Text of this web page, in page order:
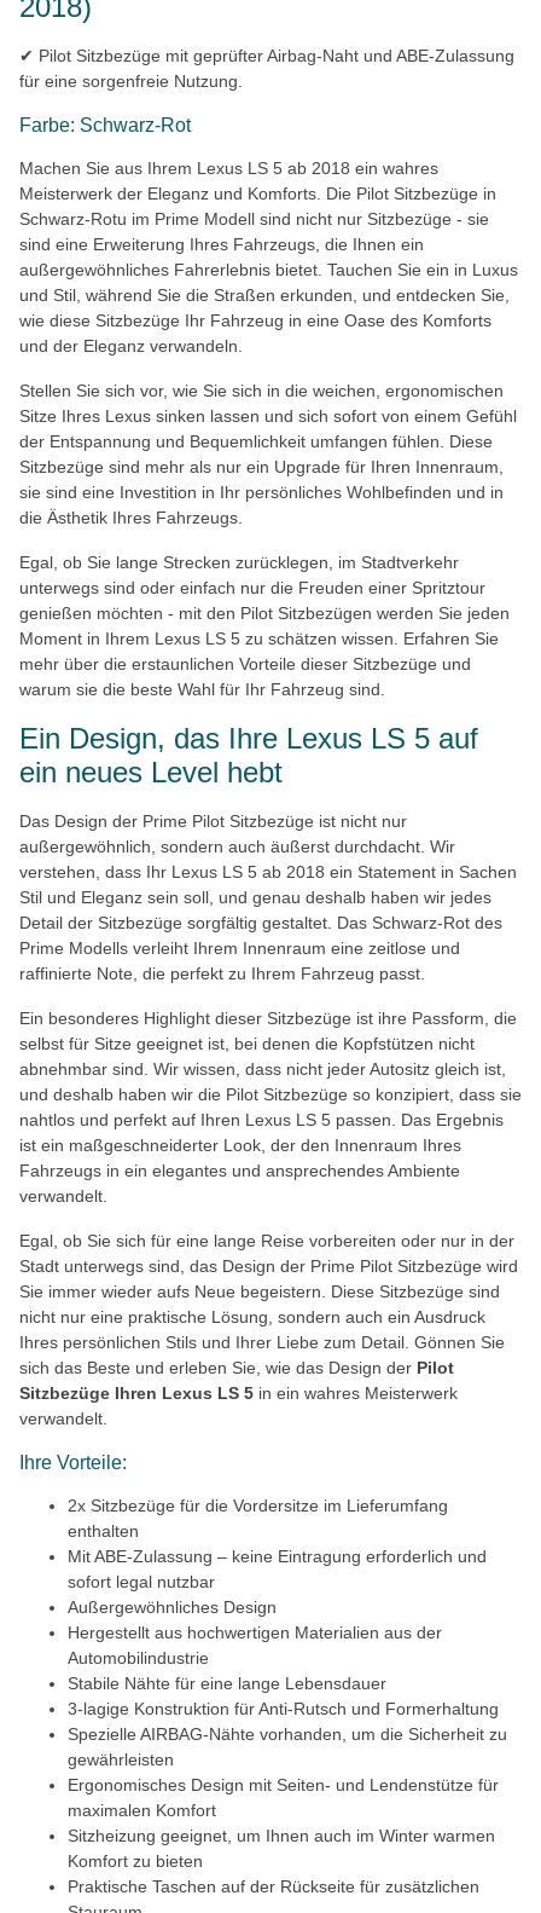
2018)
✔ Pilot Sitzbezüge mit geprüfter Airbag-Naht und ABE-Zulassung
für eine sorgenfreie Nutzung.
Farbe: Schwarz-Rot
Machen Sie aus Ihrem Lexus LS 5 ab 2018 ein wahres
Meisterwerk der Eleganz und Komforts. Die Pilot Sitzbezüge in
Schwarz-Rotu im Prime Modell sind nicht nur Sitzbezüge - sie
sind eine Erweiterung Ihres Fahrzeugs, die Ihnen ein
außergewöhnliches Fahrerlebnis bietet. Tauchen Sie ein in Luxus
und Stil, während Sie die Straßen erkunden, und entdecken Sie,
wie diese Sitzbezüge Ihr Fahrzeug in eine Oase des Komforts
und der Eleganz verwandeln.
Stellen Sie sich vor, wie Sie sich in die weichen, ergonomischen
Sitze Ihres Lexus sinken lassen und sich sofort von einem Gefühl
der Entspannung und Bequemlichkeit umfangen fühlen. Diese
Sitzbezüge sind mehr als nur ein Upgrade für Ihren Innenraum,
sie sind eine Investition in Ihr persönliches Wohlbefinden und in
die Ästhetik Ihres Fahrzeugs.
Egal, ob Sie lange Strecken zurücklegen, im Stadtverkehr
unterwegs sind oder einfach nur die Freuden einer Spritztour
genießen möchten - mit den Pilot Sitzbezügen werden Sie jeden
Moment in Ihrem Lexus LS 5 zu schätzen wissen. Erfahren Sie
mehr über die erstaunlichen Vorteile dieser Sitzbezüge und
warum sie die beste Wahl für Ihr Fahrzeug sind.
Ein Design, das Ihre Lexus LS 5 auf
ein neues Level hebt
Das Design der Prime Pilot Sitzbezüge ist nicht nur
außergewöhnlich, sondern auch äußerst durchdacht. Wir
verstehen, dass Ihr Lexus LS 5 ab 2018 ein Statement in Sachen
Stil und Eleganz sein soll, und genau deshalb haben wir jedes
Detail der Sitzbezüge sorgfältig gestaltet. Das Schwarz-Rot des
Prime Modells verleiht Ihrem Innenraum eine zeitlose und
raffinierte Note, die perfekt zu Ihrem Fahrzeug passt.
Ein besonderes Highlight dieser Sitzbezüge ist ihre Passform, die
selbst für Sitze geeignet ist, bei denen die Kopfstützen nicht
abnehmbar sind. Wir wissen, dass nicht jeder Autositz gleich ist,
und deshalb haben wir die Pilot Sitzbezüge so konzipiert, dass sie
nahtlos und perfekt auf Ihren Lexus LS 5 passen. Das Ergebnis
ist ein maßgeschneiderter Look, der den Innenraum Ihres
Fahrzeugs in ein elegantes und ansprechendes Ambiente
verwandelt.
Egal, ob Sie sich für eine lange Reise vorbereiten oder nur in der
Stadt unterwegs sind, das Design der Prime Pilot Sitzbezüge wird
Sie immer wieder aufs Neue begeistern. Diese Sitzbezüge sind
nicht nur eine praktische Lösung, sondern auch ein Ausdruck
Ihres persönlichen Stils und Ihrer Liebe zum Detail. Gönnen Sie
sich das Beste und erleben Sie, wie das Design der Pilot
Sitzbezüge Ihren Lexus LS 5 in ein wahres Meisterwerk
verwandelt.
Ihre Vorteile:
2x Sitzbezüge für die Vordersitze im Lieferumfang
enthalten
Mit ABE-Zulassung – keine Eintragung erforderlich und
sofort legal nutzbar
Außergewöhnliches Design
Hergestellt aus hochwertigen Materialien aus der
Automobilindustrie
Stabile Nähte für eine lange Lebensdauer
3-lagige Konstruktion für Anti-Rutsch und Formerhaltung
Spezielle AIRBAG-Nähte vorhanden, um die Sicherheit zu
gewährleisten
Ergonomisches Design mit Seiten- und Lendenstütze für
maximalen Komfort
Sitzheizung geeignet, um Ihnen auch im Winter warmen
Komfort zu bieten
Praktische Taschen auf der Rückseite für zusätzlichen